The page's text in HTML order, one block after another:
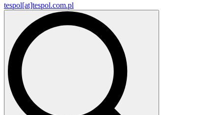
tespol[at]tespol.com.pl